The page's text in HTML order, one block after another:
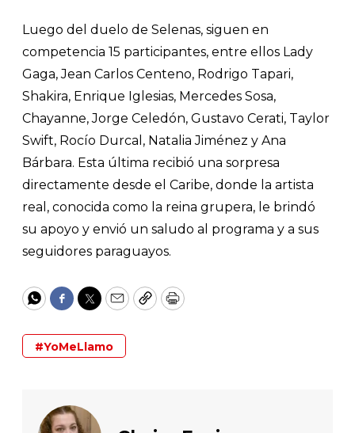
Luego del duelo de Selenas, siguen en
competencia 15 participantes, entre ellos Lady
Gaga, Jean Carlos Centeno, Rodrigo Tapari,
Shakira, Enrique Iglesias, Mercedes Sosa,
Chayanne, Jorge Celedón, Gustavo Cerati, Taylor
Swift, Rocío Durcal, Natalia Jiménez y Ana
Bárbara. Esta última recibió una sorpresa
directamente desde el Caribe, donde la artista
real, conocida como la reina grupera, le brindó
su apoyo y envió un saludo al programa y a sus
seguidores paraguayos.
WhatsApp
Facebook
Twitter
EmailCopyPrint
#YoMeLlamo